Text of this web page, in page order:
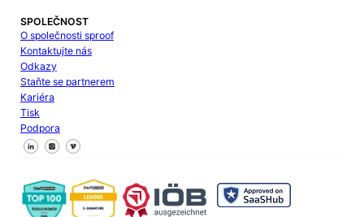
SPOLEČNOST
O společnosti sproof
Kontaktujte nás
Odkazy
Staňte se partnerem
Kariéra
Tisk
Podpora
Sledujte nás na Facebooku
Sledujte nás na X
Sledujte nás na LinkedIn